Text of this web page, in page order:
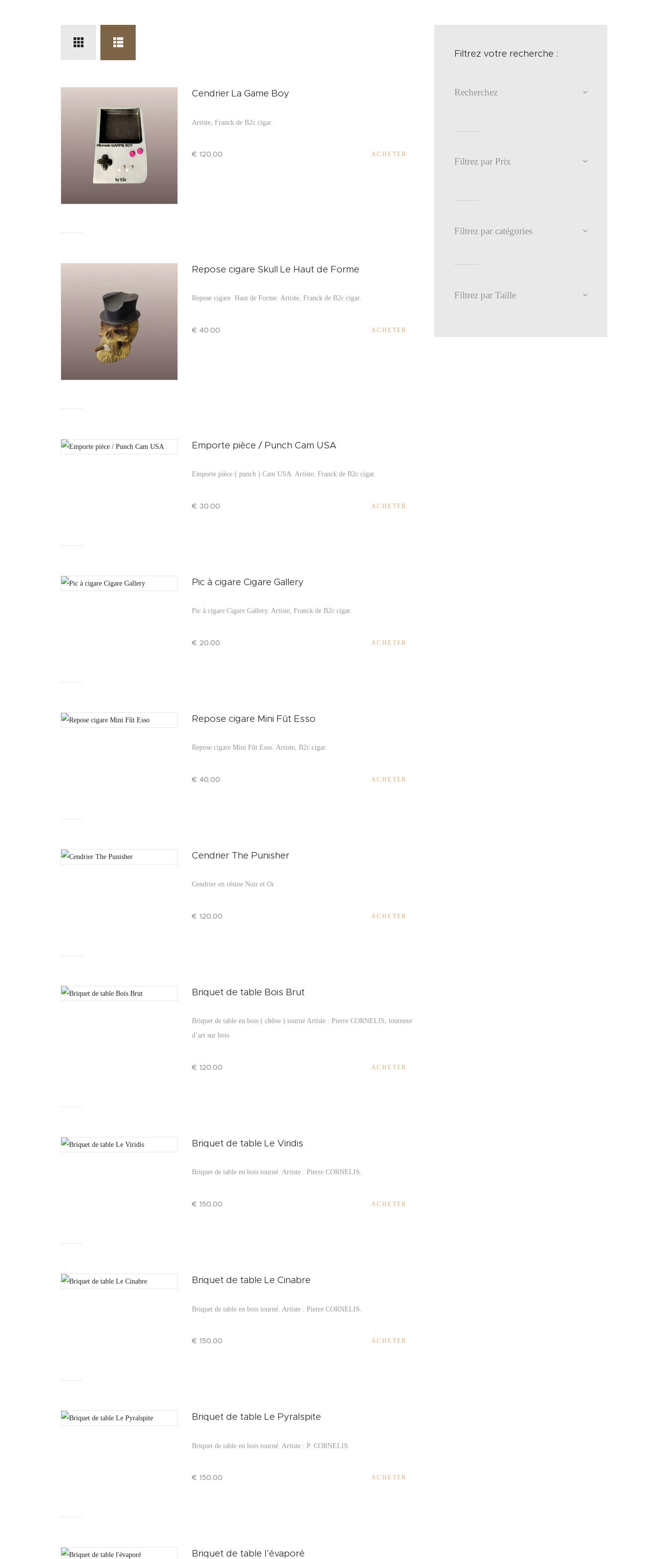
Cendrier La Game Boy
Artiste, Franck de B2c cigar.
€ 120.00 ACHETER
Repose cigare Skull Le Haut de Forme
Repose cigare Haut de Forme. Artiste, Franck de B2c cigar.
€ 40.00 ACHETER
Emporte pièce / Punch Cam USA
Emporte pièce ( punch ) Cam USA. Artiste, Franck de B2c cigar.
€ 30.00 ACHETER
Pic à cigare Cigare Gallery
Pic à cigare Cigare Gallery. Artiste, Franck de B2c cigar.
€ 20.00 ACHETER
Repose cigare Mini Fût Esso
Repose cigare Mini Fût Esso. Artiste, B2c cigar.
€ 40.00 ACHETER
Cendrier The Punisher
Cendrier en résine Noir et Or
€ 120.00 ACHETER
Briquet de table Bois Brut
Briquet de table en bois ( chêne ) tourné Artiste :Pierre CORNELIS, tourneur
d’art sur bois.
€ 120.00 ACHETER
Briquet de table Le Viridis
Briquet de table en bois tourné. Artiste :Pierre CORNELIS.
€ 150.00 ACHETER
Briquet de table Le Cinabre
Briquet de table en bois tourné. Artiste :Pierre CORNELIS.
€ 150.00 ACHETER
Briquet de table Le Pyralspite
Briquet de table en bois tourné. Artiste :P. CORNELIS.
€ 150.00 ACHETER
Briquet de table l’évaporé
Filtrez votre recherche :
Recherchez
Filtrez par Prix
Filtrez par catégories
Filtrez par Taille